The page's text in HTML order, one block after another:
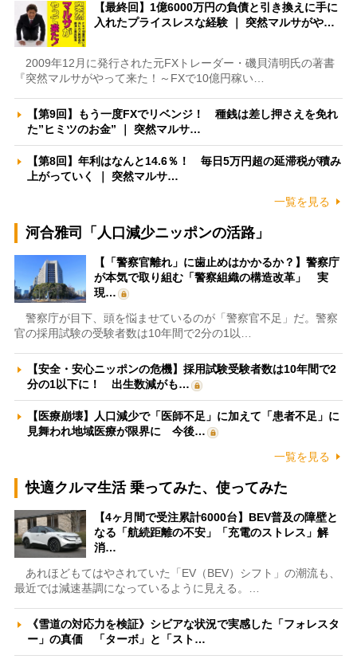
【最終回】1億6000万円の負債と引き換えに手に
入れたプライスレスな経験 ｜ 突然マルサがや…
2009年12月に発行された元FXトレーダー・磯貝清明氏の著書
『突然マルサがやって来た！～FXで10億円稼い…
【第9回】もう一度FXでリベンジ！ 種銭は差し押さえを免れ
た”ヒミツのお金” ｜ 突然マルサ…
【第8回】年利はなんと14.6％！ 毎日5万円超の延滞税が積み
上がっていく ｜ 突然マルサ…
一覧を見る
河合雅司「人口減少ニッポンの活路」
【「警察官離れ」に歯止めはかかるか？】警察庁
が本気で取り組む「警察組織の構造改革」 実
現…
警察庁が目下、頭を悩ませているのが「警察官不足」だ。警察
官の採用試験の受験者数は10年間で2分の1以…
【安全・安心ニッポンの危機】採用試験受験者数は10年間で2
分の1以下に！ 出生数減がも…
【医療崩壊】人口減少で「医師不足」に加えて「患者不足」に
見舞われ地域医療が限界に 今後…
一覧を見る
快適クルマ生活 乗ってみた、使ってみた
【4ヶ月間で受注累計6000台】BEV普及の障壁と
なる「航続距離の不安」「充電のストレス」解
消…
あれほどもてはやされていた「EV（BEV）シフト」の潮流も、
最近では減速基調になっているように見える。…
《雪道の対応力を検証》シビアな状況で実感した「フォレスタ
ー」の真価 「ターボ」と「スト…